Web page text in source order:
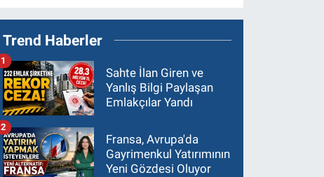
Trend Haberler
Sahte İlan Giren ve
Yanlış Bilgi Paylaşan
Emlakçılar Yandı
1
Fransa, Avrupa'da
Gayrimenkul Yatırımının
Yeni Gözdesi Oluyor
2